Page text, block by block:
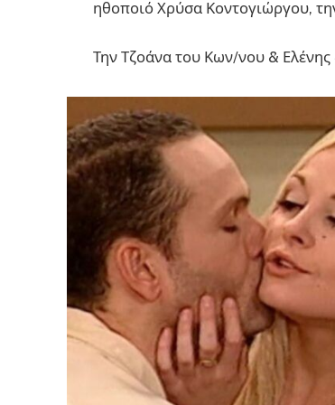
ηθοποιό Χρύσα Κοντογιώργου,
Την Τζοάνα του Κων/νου &